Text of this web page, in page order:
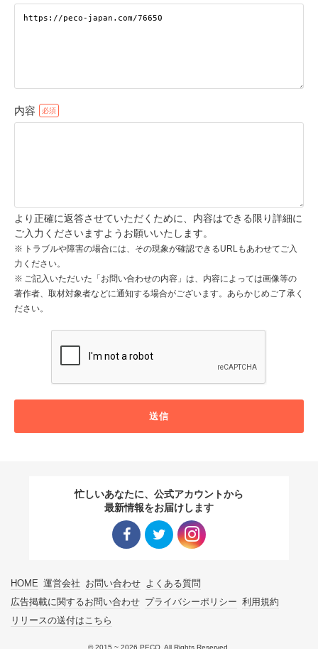
内容
より正確に返答させていただくために、内容はできる限り詳細に
ご入力くださいますようお願いいたします。
トラブルや障害の場合には、その現象が確認できるURLもあわせてご入
力ください。
ご記入いただいた「お問い合わせの内容」は、内容によっては画像等の
著作者、取材対象者などに通知する場合がございます。あらかじめご了承く
ださい。
送信
忙しいあなたに、公式アカウントから
最新情報をお届けします
HOME 運営会社 お問い合わせ よくある質問
広告掲載に関するお問い合わせ プライバシーポリシー 利用規約
リリースの送付はこちら
© 2015 ~ 2026 PECO. All Rights Reserved.